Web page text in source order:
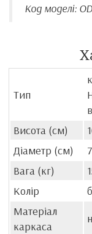
Код моделі:
Тип
Висота (см)
Діаметр (см)
Вага (кг)
Колір
Матеріал
каркаса